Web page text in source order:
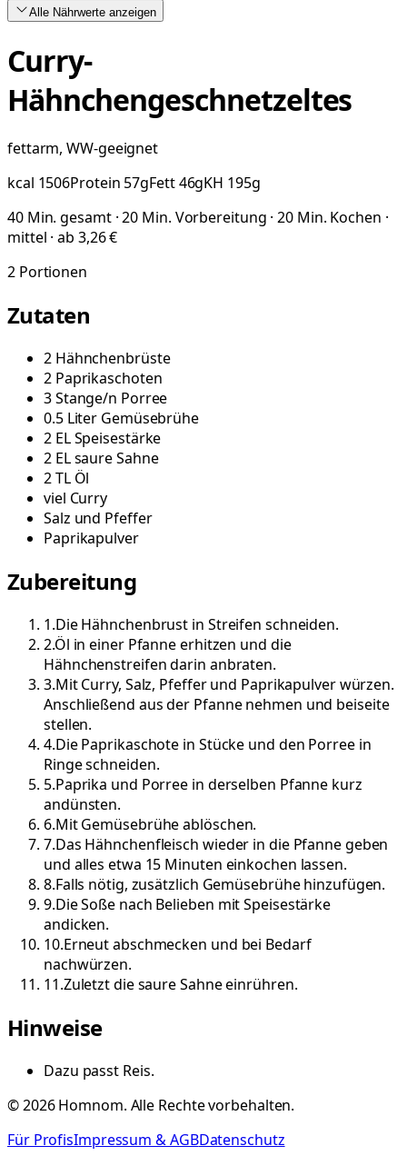
Alle Nährwerte anzeigen
Curry-
Hähnchengeschnetzeltes
fettarm, WW-geeignet
kcal 1506Protein 57gFett46gKH 195g
40 Min. gesamt · 20 Min. Vorbereitung · 20 Min. Kochen ·
mittel · ab 3,26 €
2 Portionen
Zutaten
2 Hähnchenbrüste
2 Paprikaschoten
3Stange/n Porree
0.5 Liter Gemüsebrühe
2 ELSpeisestärke
2 ELsaure Sahne
2TL Öl
viel Curry
Salz und Pfeffer
Paprikapulver
Zubereitung
1.Die Hähnchenbrust in Streifen schneiden.
2.Öl in einer Pfanne erhitzen und die
Hähnchenstreifen darin anbraten.
3.Mit Curry, Salz, Pfeffer und Paprikapulver würzen.
Anschließend aus der Pfanne nehmen und beiseite
stellen.
4.Die Paprikaschote in Stücke und den Porree in
Ringe schneiden.
5.Paprika und Porree in derselben Pfanne kurz
andünsten.
6.Mit Gemüsebrühe ablöschen.
7.Das Hähnchenfleisch wieder in die Pfanne geben
und alles etwa 15 Minuten einkochen lassen.
8.Falls nötig, zusätzlich Gemüsebrühe hinzufügen.
9.Die Soße nach Belieben mit Speisestärke
andicken.
10.Erneut abschmecken und bei Bedarf
nachwürzen.
11.Zuletzt die saure Sahne einrühren.
Hinweise
Dazu passt Reis.
©2026Homnom. Alle Rechte vorbehalten.
Für ProfisImpressum & AGBDatenschutz